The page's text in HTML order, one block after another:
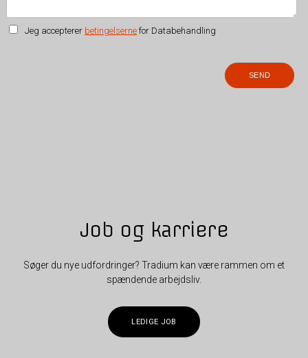
Jeg accepterer betingelsernefor Databehandling
Job og karriere
Søger du nye udfordringer? Tradium kan være rammen om et
spændende arbejdsliv.
LEDIGE JOB